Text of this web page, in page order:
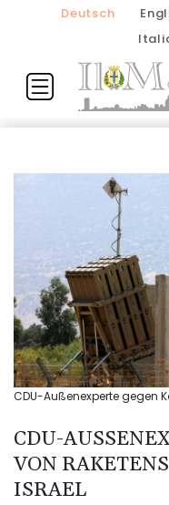
Deutsch
CDU-Außenexperte gegen
CDU-
ON
SRAEL